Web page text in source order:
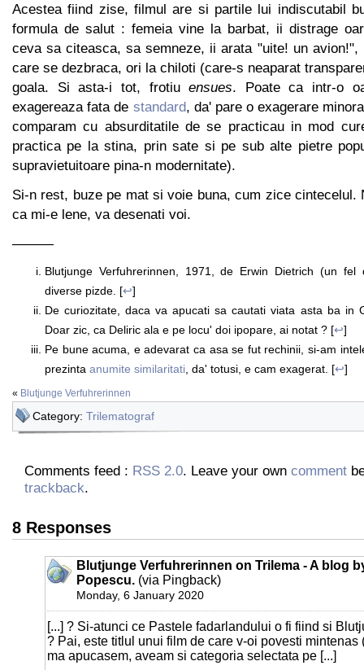
Acestea fiind zise, filmul are si partile lui indiscutabil
formula de salut : femeia vine la barbat, ii distrage
ceva sa citeasca, sa semneze, ii arata "uite! un avion!",
care se dezbraca, ori la chiloti (care-s neaparat
goala. Si asta-i tot, frotiuensues. Poate ca intr-o
exagereaza fata de standard, da' pare o exagerare
comparam cu absurditatile de se practicau in mod
practica pe la stina, prin sate si pe sub alte pietre
supravietuitoare pina-n modernitate).
Si-n rest, buze pe mat si voie buna, cum zice cintecelul.
ca mi-e lene, va desenati voi.
———
Blutjunge Verfuhrerinnen, 1971, de Erwin Dietrich (un
diverse pizde. [↩]
De curiozitate, daca va apucati sa cautati viata asta ba in
Doar zic, ca Deliric ala e pe locu' doi ipopare, ai notat ? [↩]
Pe bune acuma, e adevarat ca asa se fut rechinii, si-am
prezinta anumite similaritati , da' totusi, e cam exagerat. [↩]
« Blutjunge Verfuhrerinnen
Category: Trilematograf
Comments feed : RSS 2.0. Leave your own comment
trackback.
8 Responses
Blutjunge Verfuhrerinnen on Trilema - A blog
Popescu. (via Pingback)
Monday, 6 January 2020
[...] ? Si-atunci ce Pastele fadarlandului o fi fiind si
? Pai, este titlul unui film de care v-oi povesti mintenas
ma apucasem, aveam si categoria selectata pe [...]